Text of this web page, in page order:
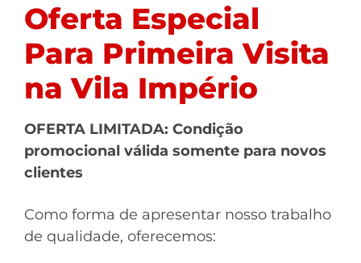
Oferta Especial
Para Primeira Visita
na Vila Império
OFERTA LIMITADA: Condição
promocional válida somente para novos
clientes
Como forma de apresentar nosso trabalho
de qualidade, oferecemos: